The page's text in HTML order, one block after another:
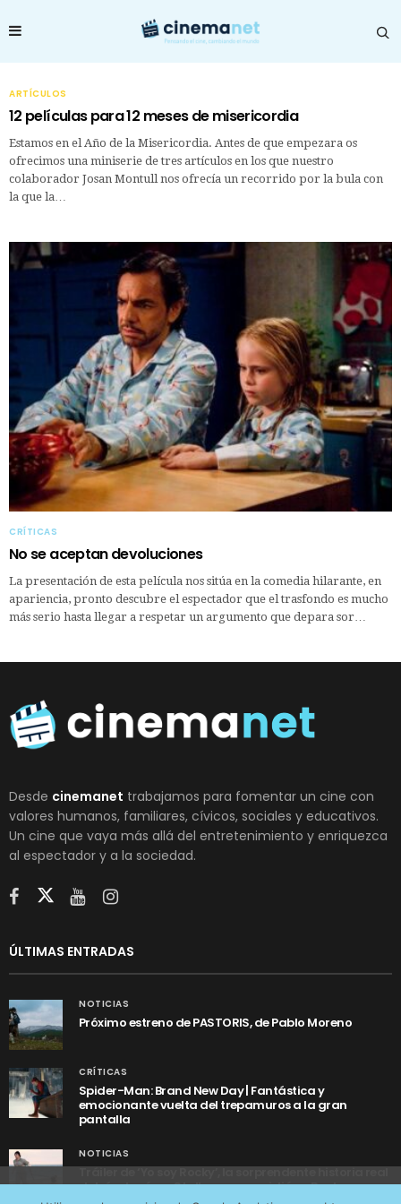
ARTÍCULOS
12 películas para 12 meses de misericordia
Estamos en el Año de la Misericordia. Antes de que empezara os
ofrecimos una miniserie de tres artículos en los que nuestro
colaborador Josan Montull nos ofrecía un recorrido por la bula con
la que la…
CRÍTICAS
No se aceptan devoluciones
La presentación de esta película nos sitúa en la comedia hilarante, en
apariencia, pronto descubre el espectador que el trasfondo es mucho
más serio hasta llegar a respetar un argumento que depara sor…
Desde cinemanet trabajamos para fomentar un cine con
valores humanos, familiares, cívicos, sociales y educativos.
Un cine que vaya más allá del entretenimiento y enriquezca
al espectador y a la sociedad.
ÚLTIMAS ENTRADAS
NOTICIAS
Próximo estreno de PASTORIS, de Pablo Moreno
CRÍTICAS
Spider-Man: Brand New Day | Fantástica y
emocionante vuelta del trepamuros a la gran
pantalla
NOTICIAS
Tráiler de ‘Yo soy Rocky’, la sorprendente historia real
detrás de cómo Stallone se convirtió en Rocky